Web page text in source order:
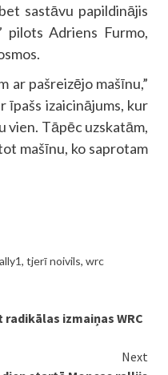
sastāvu papildinājis
pilots Adriens Furmo,
ar pašreizējo mašīnu,”
īpašs izaicinājums, kur
vien. Tāpēc uzskatām,
mašīnu, ko saprotam
, tjerī noivils, wrc
izmaiņas WRC
Next